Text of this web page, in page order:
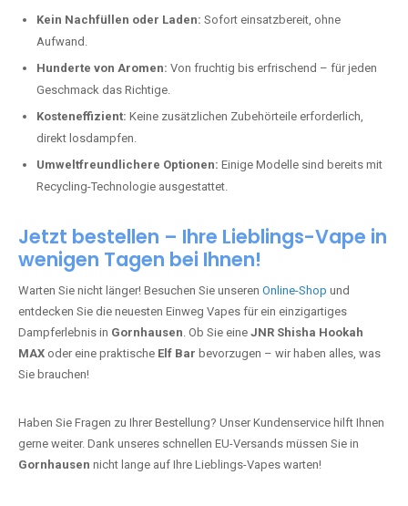
Kein Nachfüllen oder Laden: Sofort einsatzbereit, ohne
Aufwand.
Hunderte von Aromen: Von fruchtig bis erfrischend – für jeden
Geschmack das Richtige.
Kosteneffizient: Keine zusätzlichen Zubehörteile erforderlich,
direkt losdampfen.
Umweltfreundlichere Optionen: Einige Modelle sind bereits mit
Recycling-Technologie ausgestattet.
Jetzt bestellen – Ihre Lieblings-Vape in
wenigen Tagen bei Ihnen!
Warten Sie nicht länger! Besuchen Sie unseren Online-Shop und
entdecken Sie die neuesten Einweg Vapes für ein einzigartiges
Dampferlebnis in Gornhausen. Ob Sie eine JNR Shisha Hookah
MAX oder eine praktische Elf Bar bevorzugen – wir haben alles, was
Sie brauchen!
Haben Sie Fragen zu Ihrer Bestellung? Unser Kundenservice hilft Ihnen
gerne weiter. Dank unseres schnellen EU-Versands müssen Sie in
Gornhausen nicht lange auf Ihre Lieblings-Vapes warten!